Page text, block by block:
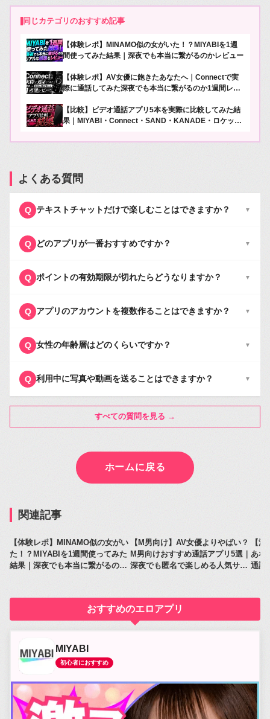
同じカテゴリのおすすめ記事
【体験レポ】MINAMO似の女がいた！？MIYABIを1週
間使ってみた結果｜深夜でも本当に繋がるのかレビュー
【体験レポ】AV女優に飽きたあなたへ｜Connectで実
際に通話してみた深夜でも本当に繋がるのか1週間レビ
【比較】ビデオ通話アプリ5本を実際に比較してみた結
果｜MIYABI・Connect・SAND・KANADE・ロケット
よくある質問
Q テキストチャットだけで楽しむことはできますか？ ▼
Q どのアプリが一番おすすめですか？ ▼
Q ポイントの有効期限が切れたらどうなりますか？ ▼
Q アプリのアカウントを複数作ることはできますか？ ▼
Q 女性の年齢層はどのくらいですか？ ▼
Q 利用中に写真や動画を送ることはできますか？ ▼
すべての質問を見る →
ホームに戻る
関連記事
【体験レポ】MINAMO似の女がい
た！？MIYABIを1週間使ってみた
結果｜深夜でも本当に繋がるのか
【M男向け】AV女優よりやばい？
M男向けおすすめ通話アプリ5選｜
深夜でも匿名で楽しめる人気サー
【
あな
通話
おすすめのエロアプリ
MIYABI
初心者におすすめ